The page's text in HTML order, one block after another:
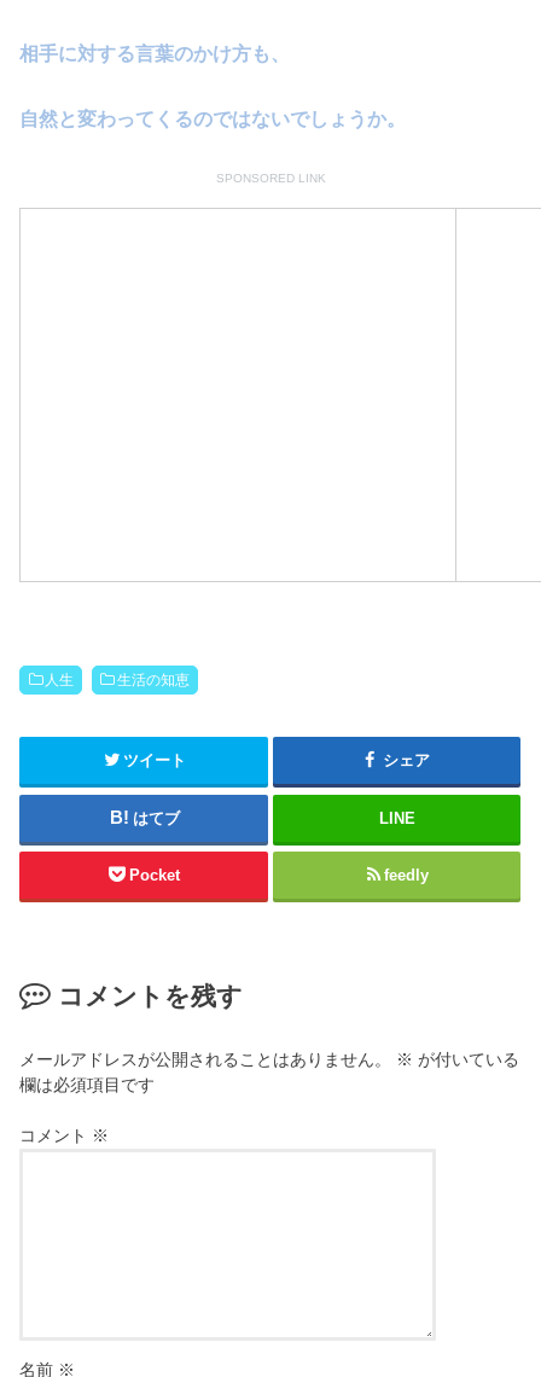
相手に対する言葉のかけ方も、
自然と変わってくるのではないでしょうか。
SPONSORED LINK
人生 生活の知恵
ツイート シェア
はてブ LINE
Pocket feedly
コメントを残す
メールアドレスが公開されることはありません。 ※ が付いている
欄は必須項目です
コメント ※
名前 ※